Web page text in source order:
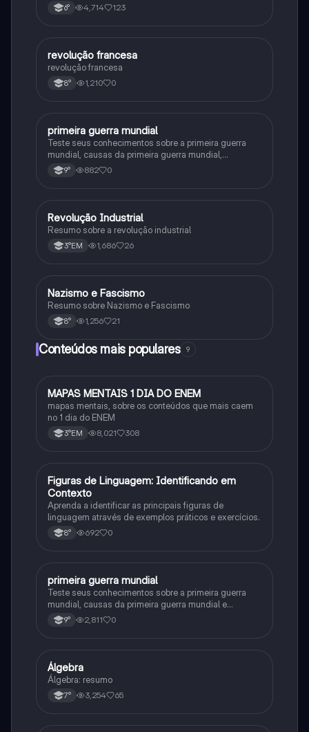
6° 4,714 123
História
revolução francesa
revolução francesa
8° 1,210 0
História
primeira guerra mundial
Teste seus conhecimentos sobre a primeira guerra
mundial, causas da primeira guerra mundial,
consequências da Primeira Guerra Mundial,fases da
primeira guerra mundial
9° 882 0
História
Revolução Industrial
Resumo sobre a revolução industrial
3°EM 1,686 26
História
Nazismo e Fascismo
Resumo sobre Nazismo e Fascismo
8° 1,256 21
Conteúdos mais populares 9
Português
MAPAS MENTAIS 1 DIA DO ENEM
mapas mentais, sobre os conteúdos que mais caem
no 1 dia do ENEM
3°EM 8,021 308
FPortuguês
Figuras de Linguagem: Identificando em
Contexto
Aprenda a identificar as principais figuras de
linguagem através de exemplos práticos e exercícios.
8° 692 0
História
primeira guerra mundial
Teste seus conhecimentos sobre a primeira guerra
mundial, causas da primeira guerra mundial e
consequências da Primeira Guerra Mundial, fases da
primeira guerra mundial
9° 2,811 0
Matematica
Álgebra
Álgebra: resumo
7° 3,254 65